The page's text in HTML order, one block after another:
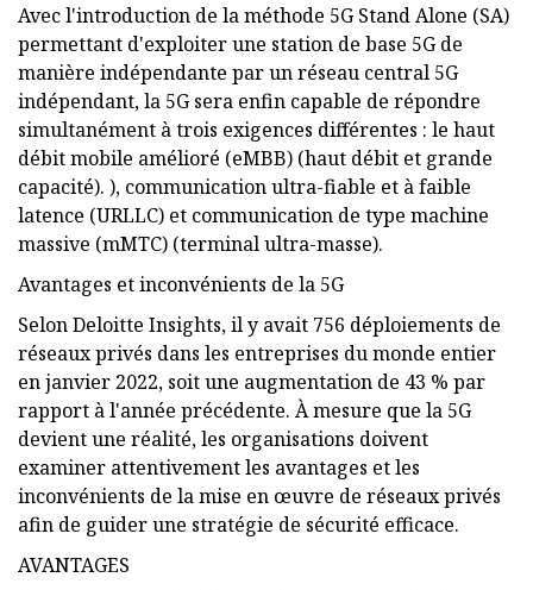
Avec l'introduction de la méthode 5G Stand Alone (SA)
permettant d'exploiter une station de base 5G de
manière indépendante par un réseau central 5G
indépendant, la 5G sera enfin capable de répondre
simultanément à trois exigences différentes : le haut
débit mobile amélioré (eMBB) (haut débit et grande
capacité). ), communication ultra-fiable et à faible
latence (URLLC) et communication de type machine
massive (mMTC) (terminal ultra-masse).
Avantages et inconvénients de la 5G
Selon Deloitte Insights, il y avait 756 déploiements de
réseaux privés dans les entreprises du monde entier
en janvier 2022, soit une augmentation de 43 % par
rapport à l'année précédente. À mesure que la 5G
devient une réalité, les organisations doivent
examiner attentivement les avantages et les
inconvénients de la mise en œuvre de réseaux privés
afin de guider une stratégie de sécurité efficace.
AVANTAGES